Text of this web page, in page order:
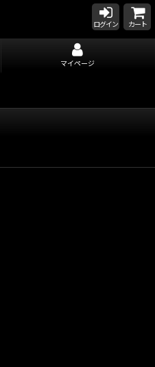
ログイン カート
マイページ